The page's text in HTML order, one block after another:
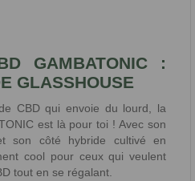
GAMBATONIC :
GLASSHOUSE
CBD qui envoie du lourd, la
est là pour toi ! Avec son
son côté hybride cultivé en
cool pour ceux qui veulent
tout en se régalant.